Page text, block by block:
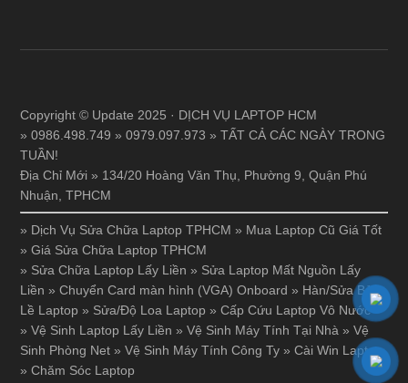
Copyright © Update 2025 · DỊCH VỤ LAPTOP HCM
» 0986.498.749 » 0979.097.973 » TẤT CẢ CÁC NGÀY TRONG
TUẦN!
Địa Chỉ Mới » 134/20 Hoàng Văn Thụ, Phường 9, Quận Phú
Nhuận, TPHCM
» Dịch Vụ Sửa Chữa Laptop TPHCM » Mua Laptop Cũ Giá Tốt
»Giá Sửa Chữa Laptop TPHCM
» Sửa Chữa Laptop Lấy Liền » Sửa Laptop Mất Nguồn Lấy
Liền »Chuyển Card màn hình (VGA) Onboard » Hàn/Sửa Bản
Lề Laptop » Sửa/Độ Loa Laptop »Cấp Cứu Laptop Vô Nước
»Vệ Sinh Laptop Lấy Liền »Vệ Sinh Máy Tính Tại Nhà »Vệ
Sinh Phòng Net »Vệ Sinh Máy Tính Công Ty »Cài Win Laptop
»Chăm Sóc Laptop